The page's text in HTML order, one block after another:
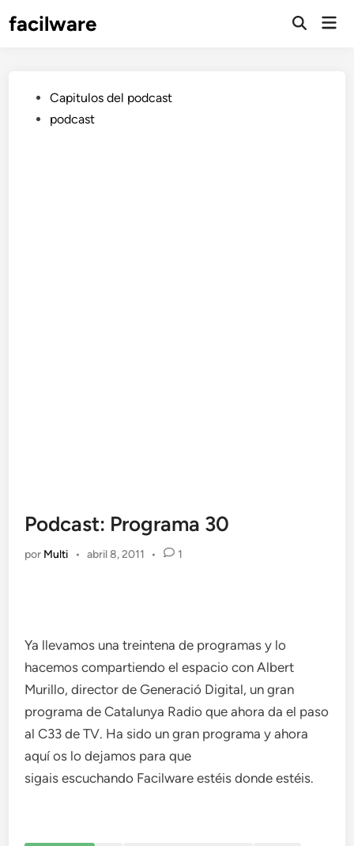
facilware
Publicado
en
Capitulos del podcast
podcast
Podcast: Programa 30
por Multi • abril 8, 2011 • 1
Ya llevamos una treintena de programas y lo
hacemos compartiendo el espacio con Albert
Murillo, director de Generació Digital, un gran
programa de Catalunya Radio que ahora da el paso
al C33 de TV. Ha sido un gran programa y ahora
aquí os lo dejamos para que
sigais escuchando Facilware estéis donde estéis.